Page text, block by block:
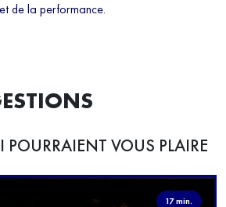
de la performance.
POURRAIENT VOUS PLAIRE
17 min.